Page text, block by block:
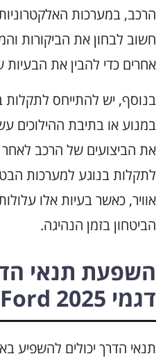
הרכב, במערכות
חשוב לבחון את הביקורות
אחרים כדי להבין את הבעיות
בנוסף, יש להתייחס
במנוע או בתיבת ההילוכים
את הביצועים של הרכב
לתקלות בנוגע למערכות
אוויר, כאשר בעיות אלו
הביטחון בזמן הנהיגה.
השפעת תנאי
דגמי Ford 2025
תנאי הדרך יכולים להשפיע